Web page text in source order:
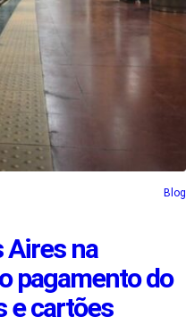
Blog
Aires na
pagamento do
e cartões